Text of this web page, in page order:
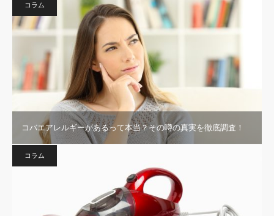
コラム
コバエアレルギーがあるって本当？その噂の真実を徹底調査！
コラム